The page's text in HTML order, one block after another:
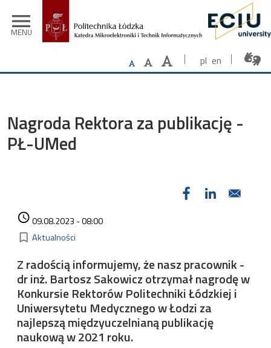
menu
MENU
pl en
Nagroda Rektora za publikację -
PŁ-UMed
access_time09.08.2023 - 08:00
bookmark_border Kategorie
Aktualności
Z radością informujemy, że nasz pracownik -
dr inż. Bartosz Sakowicz otrzymał nagrodę w
Konkursie Rektorów Politechniki Łódzkiej i
Uniwersytetu Medycznego w Łodzi za
najlepszą międzyuczelnianą publikację
naukową w 2021 roku.